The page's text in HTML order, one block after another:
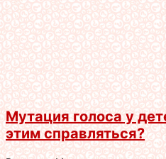
Мутация голоса у
этим справляться?